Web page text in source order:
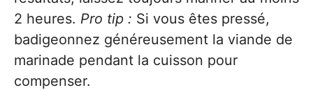
2 heures. Pro tip : Si vous êtes pressé,
badigeonnez généreusement la viande de
marinade pendant la cuisson pour
compenser.